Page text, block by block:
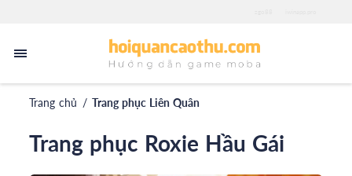
Trang chủ / Trang phục Liên Quân
Trang phục Roxie Hầu Gái